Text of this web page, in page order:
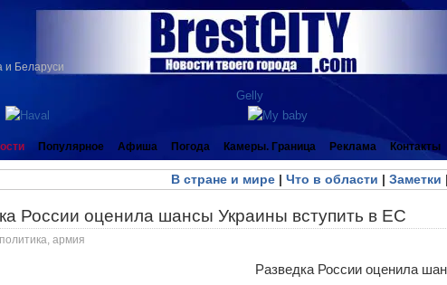
и Беларуси
Популярное Афиша Погода Камеры. Граница Реклама Контакты
В стране и мире | Что в области | Заметки |
России оценила шансы Украины вступить в ЕС
армия